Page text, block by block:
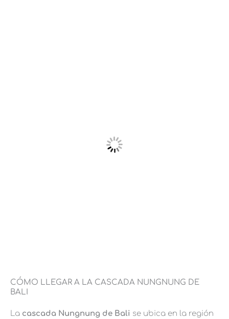
CÓMO LLEGAR A LA CASCADA NUNGNUNG DE
BALI
La cascada Nungnung de Bali se ubica en la región